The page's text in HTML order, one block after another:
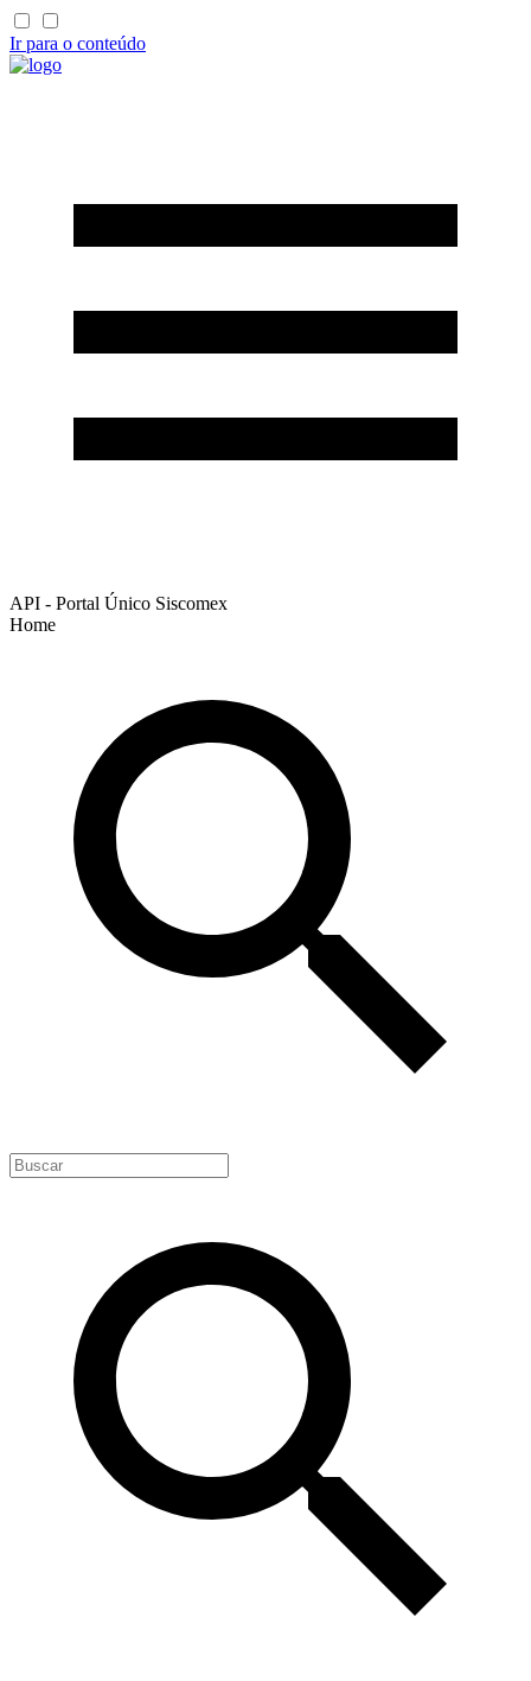
Ir para o conteúdo
API - Portal Único Siscomex
Home